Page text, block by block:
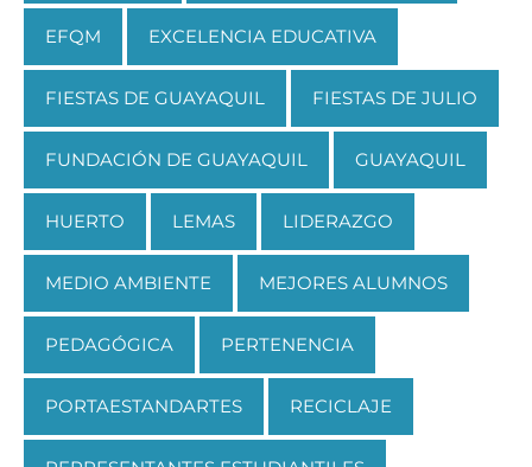
EFQM EXCELENCIA EDUCATIVA
FIESTAS DE GUAYAQUIL FIESTAS DE JULIO
FUNDACIÓN DE GUAYAQUIL GUAYAQUIL
HUERTO LEMAS LIDERAZGO
MEDIO AMBIENTE MEJORES ALUMNOS
PEDAGÓGICA PERTENENCIA
PORTAESTANDARTES RECICLAJE